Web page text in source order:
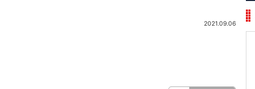
2021.09.06